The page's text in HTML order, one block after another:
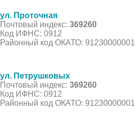
ул. Проточная
Почтовый индекс: 369260
Код ИФНС: 0912
Районный код ОКАТО: 91230000001
ул. Петрушковых
Почтовый индекс: 369260
Код ИФНС: 0912
Районный код ОКАТО: 91230000001